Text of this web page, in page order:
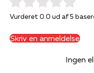
Vurderet 0.0 ud af 5
Skriv en anmeldelse
Ingen